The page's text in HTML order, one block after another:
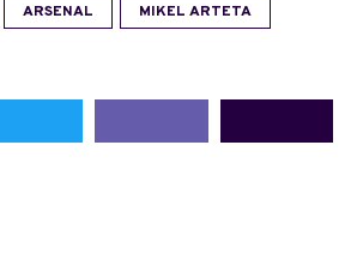
ARSENAL MIKEL ARTETA